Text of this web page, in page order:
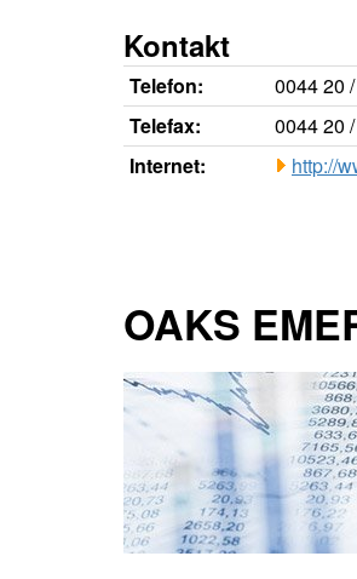
Kontakt
Telefon:
0044 20
Telefax:
0044 20
Internet:
http://
OAKS